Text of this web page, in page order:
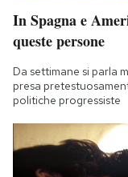
In Spagna e
queste persone
Da settimane si parla
presa
politiche progressiste